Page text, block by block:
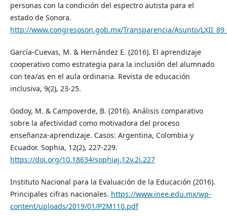
personas con la condición del espectro autista para el
estado de Sonora.
http://www.congresoson.gob.mx/Transparencia/Asunto/
García-Cuevas, M. & Hernández E. (2016). El aprendizaje
cooperativo como estrategia para la inclusión del alumnado
con tea/as en el aula ordinaria. Revista de educación
inclusiva, 9(2), 23-25.
Godoy, M. & Campoverde, B. (2016). Análisis comparativo
sobre la afectividad como motivadora del proceso
enseñanza-aprendizaje. Casos: Argentina, Colombia y
Ecuador. Sophia, 12(2), 227-229.
https://doi.org/10.18634/sophiaj.12v.2i.227
Instituto Nacional para la Evaluación de la Educación (2016).
Principales cifras nacionales. https://www.inee.edu.mx/wp-
content/uploads/2019/01/P2M110.pdf